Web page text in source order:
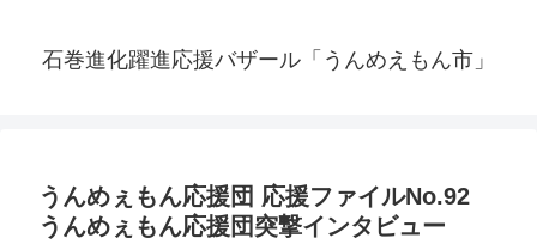
石巻進化躍進応援バザール「うんめえもん市」
うんめぇもん応援団 応援ファイルNo.92
うんめぇもん応援団突撃インタビュー